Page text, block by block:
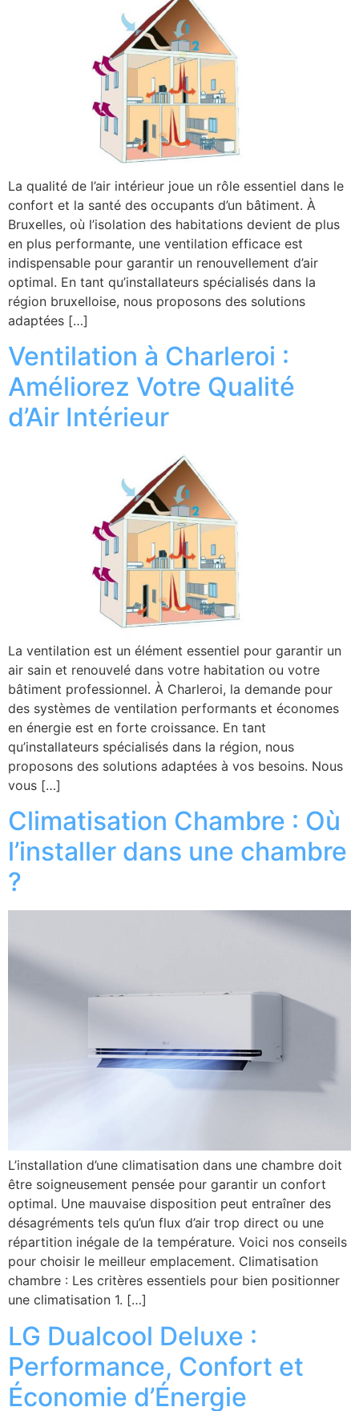
La qualité de l’air intérieur joue un rôle essentiel dans le
confort et la santé des occupants d’un bâtiment. À
Bruxelles, où l’isolation des habitations devient de plus
en plus performante, une ventilation efficace est
indispensable pour garantir un renouvellement d’air
optimal. En tant qu’installateurs spécialisés dans la
région bruxelloise, nous proposons des solutions
adaptées […]
Ventilation à Charleroi :
Améliorez Votre Qualité
d’Air Intérieur
La ventilation est un élément essentiel pour garantir un
air sain et renouvelé dans votre habitation ou votre
bâtiment professionnel. À Charleroi, la demande pour
des systèmes de ventilation performants et économes
en énergie est en forte croissance. En tant
qu’installateurs spécialisés dans la région, nous
proposons des solutions adaptées à vos besoins. Nous
vous […]
Climatisation Chambre : Où
l’installer dans une chambre
?
L’installation d’une climatisation dans une chambre doit
être soigneusement pensée pour garantir un confort
optimal. Une mauvaise disposition peut entraîner des
désagréments tels qu’un flux d’air trop direct ou une
répartition inégale de la température. Voici nos conseils
pour choisir le meilleur emplacement. Climatisation
chambre : Les critères essentiels pour bien positionner
une climatisation 1. […]
LG Dualcool Deluxe :
Performance, Confort et
Économie d’Énergie